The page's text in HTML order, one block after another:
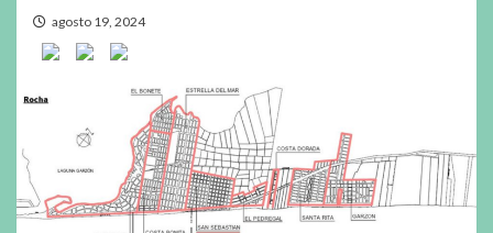
agosto 19, 2024